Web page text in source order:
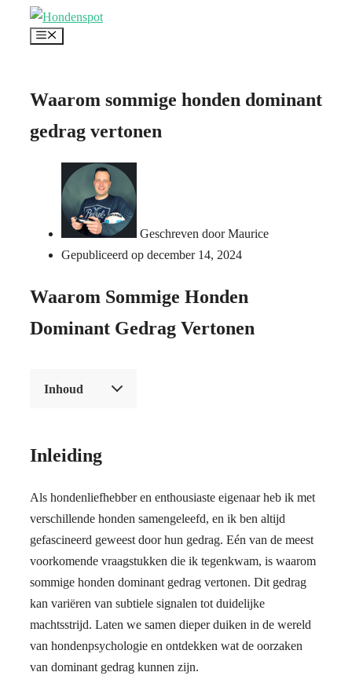
Menu
Waarom sommige honden dominant
gedrag vertonen
Geschreven doorMaurice
Gepubliceerd op december 14, 2024
Waarom Sommige Honden
Dominant Gedrag Vertonen
Inhoud
Inleiding
Als hondenliefhebber en enthousiaste eigenaar heb ik met
verschillende honden samengeleefd, en ik ben altijd
gefascineerd geweest door hun gedrag. Eén van de meest
voorkomende vraagstukken die ik tegenkwam, is waarom
sommige honden dominant gedrag vertonen. Dit gedrag
kan variëren van subtiele signalen tot duidelijke
machtsstrijd. Laten we samen dieper duiken in de wereld
van hondenpsychologie en ontdekken wat de oorzaken
van dominant gedrag kunnen zijn.